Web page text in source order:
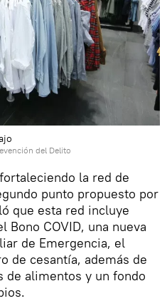
del Delito
la red de
punto propuesto por
que esta red incluye
Bono COVID, una nueva
de Emergencia, el
de cesantía, además de
de alimentos y un fondo